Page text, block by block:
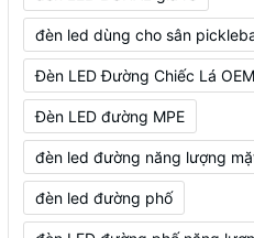
đèn led dùng cho sân
Đèn LED Đường Chiếc Lá
Đèn LED đường MPE
đèn led đường năng lượng
đèn led đường phố